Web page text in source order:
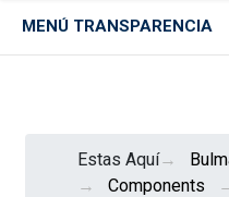
MENÚ TRANSPARENCIA
Estas Aquí
Components